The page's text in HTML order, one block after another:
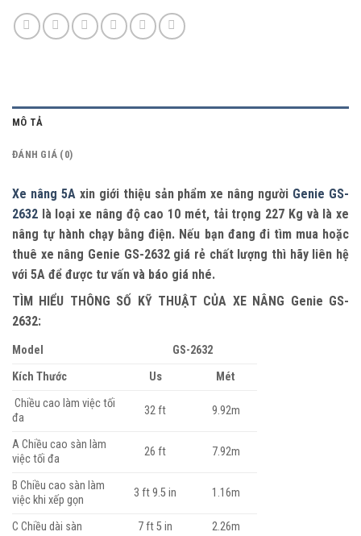
MÔ TẢ
ĐÁNH GIÁ (0)
Xe nâng 5Axin giới thiệu sản phẩm xe nâng người Genie GS-
2632 là loại xe nâng độ cao 10 mét, tải trọng 227 Kg và là xe
nâng tự hành chạy bằng điện. Nếu bạn đang đi tìm mua hoặc
thuê xe nâng Genie GS-2632 giá rẻ chất lượng thì hãy liên hệ
với 5A để được tư vấn và báo giá nhé.
TÌM HIỂU THÔNG SỐ KỸ THUẬT CỦA XE NÂNG Genie GS-
2632:
Model
GS-2632
Kích Thước
Us
Mét
Chiều cao làm việc tối
đa
32 ft 9.92m
A Chiều cao sàn làm
việc tối đa
26 ft 7.92m
B Chiều cao sàn làm
việc khi xếp gọn
3 ft 9.5 in 1.16m
C Chiều dài sàn 7 ft 5 in
2.26m